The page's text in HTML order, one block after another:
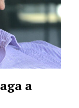
a